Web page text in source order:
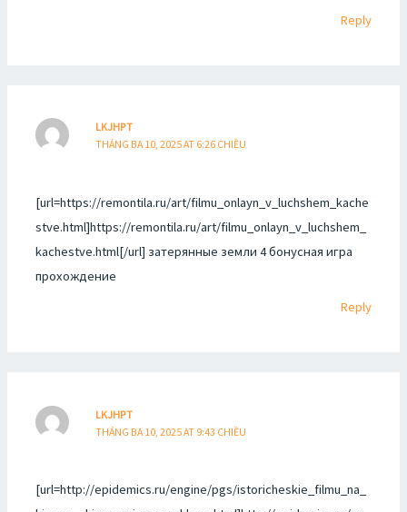
Reply
LKJHPT
THÁNG BA 10, 2025 AT 6:26 CHIỀU
[url=https://remontila.ru/art/filmu_onlayn_v_luchshem_kache
stve.html]https://remontila.ru/art/filmu_onlayn_v_luchshem_
kachestve.html[/url] затерянные земли 4 бонусная игра
прохождение
Reply
LKJHPT
THÁNG BA 10, 2025 AT 9:43 CHIỀU
[url=http://epidemics.ru/engine/pgs/istoricheskie_filmu_na_